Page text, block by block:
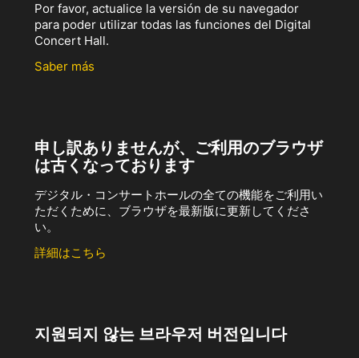
Por favor, actualice la versión de su navegador
para poder utilizar todas las funciones del Digital
Concert Hall.
Saber más
申し訳ありませんが、ご利用のブラウザ
は古くなっております
デジタル・コンサートホールの全ての機能をご利用い
ただくために、ブラウザを最新版に更新してくださ
い。
詳細はこちら
지원되지 않는 브라우저 버전입니다